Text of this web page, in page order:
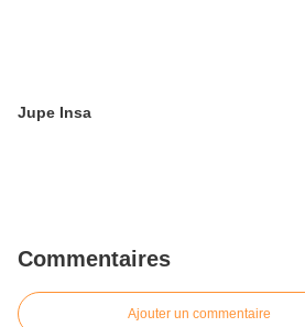
Jupe Insa
Commentaires
Ajouter un commentaire